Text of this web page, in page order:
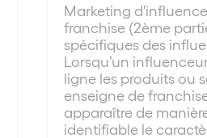
Marketing
franchise (2ème
spécifiques des
Lorsqu’un
ligne les produits ou
enseigne de
apparaître de
identifiable le